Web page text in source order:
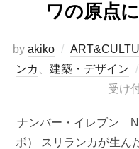
ワの原点
by akiko
ンカ
建築・デザイン
受け
ナンバー・イレブン
ボ） スリランカが生ん